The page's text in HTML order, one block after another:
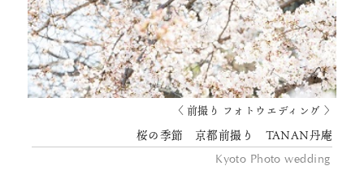
〈 前撮り フォトウエディング 〉
桜の季節 京都前撮り TANAN丹庵
Kyoto Photo wedding